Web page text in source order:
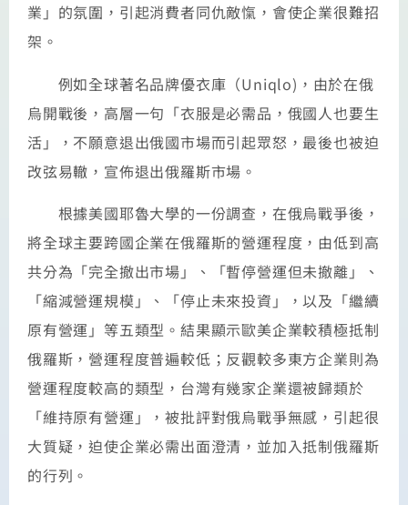
業」的氛圍，引起消費者同仇敵愾，會使企業很難招
架。
例如全球著名品牌優衣庫（Uniqlo)，由於在俄
烏開戰後，高層一句「衣服是必需品，俄國人也要生
活」，不願意退出俄國市場而引起眾怒，最後也被迫
改弦易轍，宣佈退出俄羅斯市場。
根據美國耶魯大學的一份調查，在俄烏戰爭後，
將全球主要跨國企業在俄羅斯的營運程度，由低到高
共分為「完全撤出市場」、「暫停營運但未撤離」、
「縮減營運規模」、「停止未來投資」，以及「繼續
原有營運」等五類型。結果顯示歐美企業較積極抵制
俄羅斯，營運程度普遍較低；反觀較多東方企業則為
營運程度較高的類型，台灣有幾家企業還被歸類於
「維持原有營運」，被批評對俄烏戰爭無感，引起很
大質疑，迫使企業必需出面澄清，並加入抵制俄羅斯
的行列。